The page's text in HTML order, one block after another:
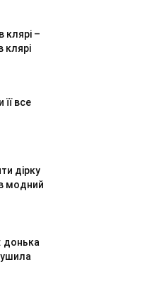
клярі –
клярі
все
дірку
модний
донька